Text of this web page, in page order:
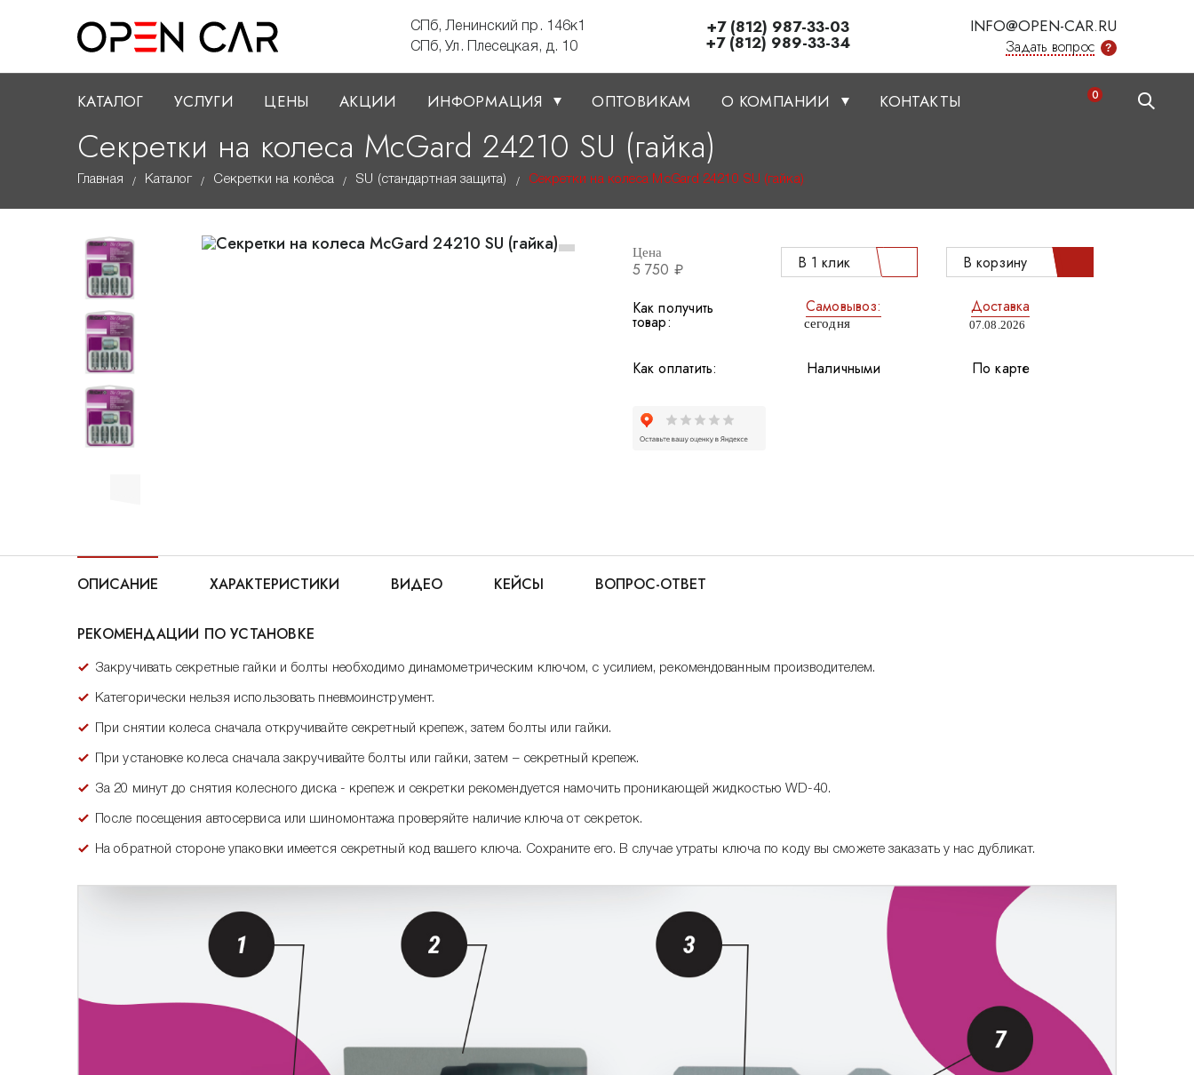
СПб, Ленинский пр. 146к1
СПб, Ул. Плесецкая, д. 10
+7 (812) 987-33-03
+7 (812) 989-33-34
INFO@OPEN-CAR.RU
Задать вопрос ?
КАТАЛОГ УСЛУГИ ЦЕНЫ АКЦИИ ИНФОРМАЦИЯ ОПТОВИКАМ О КОМПАНИИ КОНТАКТЫ 0
Секретки на колеса McGard 24210 SU (гайка)
Главная / Каталог / Секретки на колёса / SU (стандартная защита) / Секретки на колеса McGard 24210 SU (гайка)
Цена
5 750 ₽ В 1 клик В корзину
Как получить
товар:
Самовывоз:
сегодня
Доставка
07.08.2026
Как оплатить: Наличными По карте
ОПИСАНИЕ ХАРАКТЕРИСТИКИ ВИДЕО КЕЙСЫ ВОПРОС-ОТВЕТ
РЕКОМЕНДАЦИИ ПО УСТАНОВКЕ
Закручивать секретные гайки и болты необходимо динамометрическим ключом, с усилием, рекомендованным производителем.
Категорически нельзя использовать пневмоинструмент.
При снятии колеса сначала откручивайте секретный крепеж, затем болты или гайки.
При установке колеса сначала закручивайте болты или гайки, затем – секретный крепеж.
За 20 минут до снятия колесного диска - крепеж и секретки рекомендуется намочить проникающей жидкостью WD-40.
После посещения автосервиса или шиномонтажа проверяйте наличие ключа от секреток.
На обратной стороне упаковки имеется секретный код вашего ключа. Сохраните его. В случае утраты ключа по коду вы сможете заказать у нас дубликат.